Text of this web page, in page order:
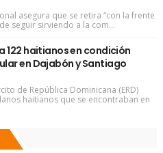
asegura que se retira “con la frente
seguir sirviendo a la com...
122 haitianos en condición
en Dajabón y Santiago
de República Dominicana (ERD)
haitianos que se encontraban en